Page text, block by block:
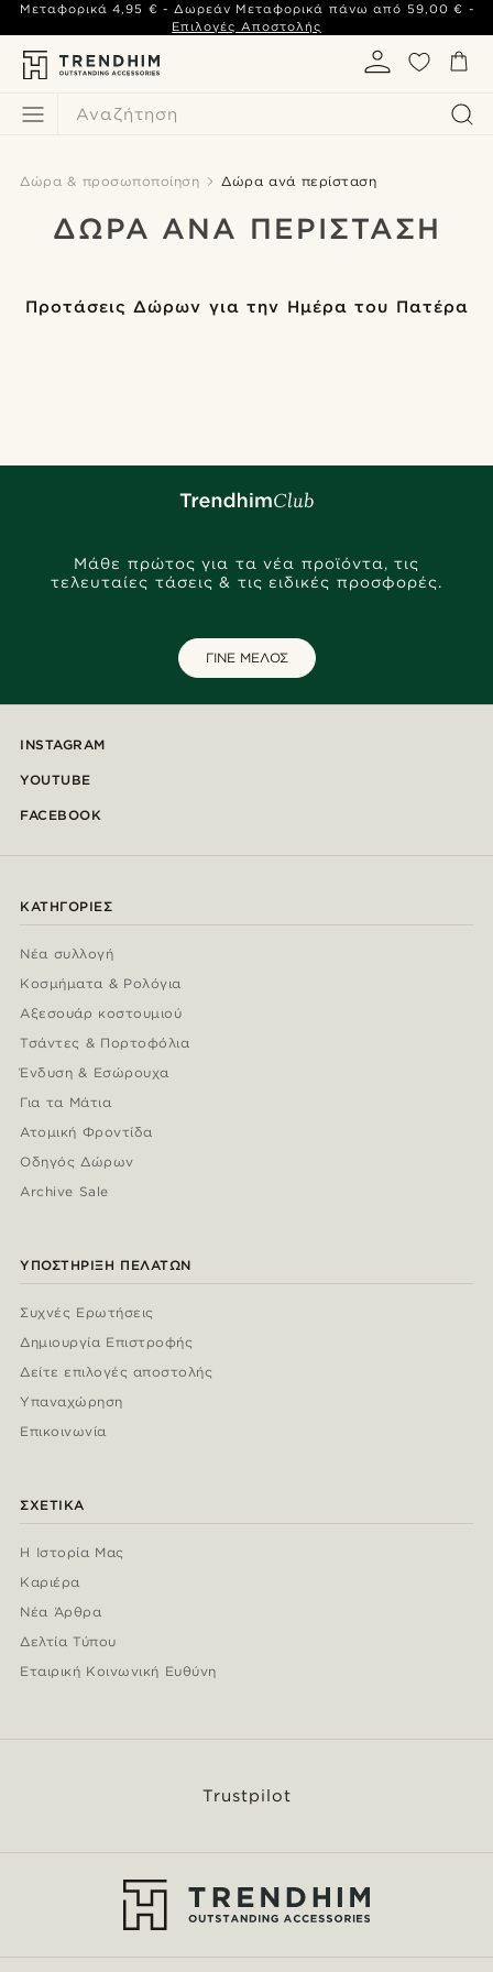
Αναζήτηση
Μεταφορικά 4,95 € - Δωρεάν Μεταφορικά πάνω από 59,00 € -
Επιλογές Αποστολής
Δώρα & προσωποποίηση Δώρα ανά περίσταση
ΔΏΡΑ ΑΝΆ ΠΕΡΊΣΤΑΣΗ
Προτάσεις Δώρων για την Ημέρα του Πατέρα
Μάθε πρώτος για τα νέα προϊόντα, τις
τελευταίες τάσεις & τις ειδικές προσφορές.
ΓΙΝΕ ΜΕΛΟΣ
INSTAGRAM
YOUTUBE
FACEBOOK
ΚΑΤΗΓΟΡΊΕΣ
Νέα συλλογή
Κοσμήματα & Ρολόγια
Αξεσουάρ κοστουμιού
Τσάντες & Πορτοφόλια
Ένδυση & Εσώρουχα
Για τα Μάτια
Ατομική Φροντίδα
Οδηγός Δώρων
Archive Sale
ΥΠΟΣΤΉΡΙΞΗ ΠΕΛΑΤΏΝ
Συχνές Ερωτήσεις
Δημιουργία Επιστροφής
Δείτε επιλογές αποστολής
Υπαναχώρηση
Επικοινωνία
ΣΧΕΤΙΚΆ
Η Ιστορία Μας
Καριέρα
Νέα Άρθρα
Δελτία Τύπου
Εταιρική Κοινωνική Ευθύνη
Trustpilot